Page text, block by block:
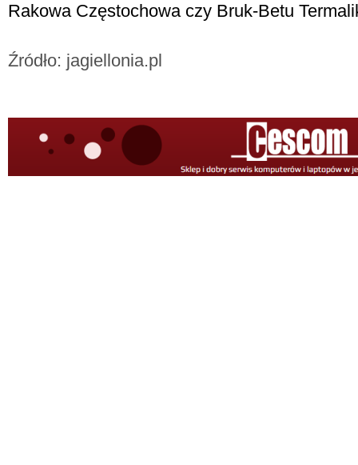
Rakowa Częstochowa czy Bruk-Betu
Źródło: jagiellonia.pl